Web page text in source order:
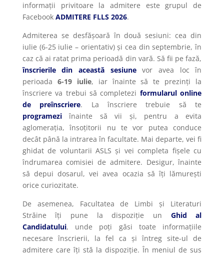
informații privitoare la admitere este grupul de
Facebook ADMITERE FLLS 2026.
Admiterea se desfășoară în două sesiuni: cea din
iulie (6-25 iulie – orientativ) și cea din septembrie, în
caz că ai ratat prima perioadă din vară. Să fii pe fază,
înscrierile din această sesiunevor avea loc în
perioada 6-19 iulie, iar înainte să te prezinți la
înscriere va trebui să completezi formularul online
de preînscriere. La înscriere trebuie să te
programezi
înainte să vii și, pentru a evita
aglomerația, însoțitorii nu te vor putea conduce
decât până la intrarea în facultate. Mai departe, vei fi
ghidat de voluntarii ASLS și vei completa fișele cu
îndrumarea comisiei de admitere. Desigur, înainte
să depui dosarul, vei avea ocazia să îți lămurești
orice curiozitate.
De asemenea, Facultatea de Limbi și Literaturi
Străine îți pune la dispoziție un Ghid al
Candidatului, unde poți găsi toate informațiile
necesare înscrierii, la fel ca și întreg site-ul de
admitere care îți stă la dispoziție. În meniul de sus